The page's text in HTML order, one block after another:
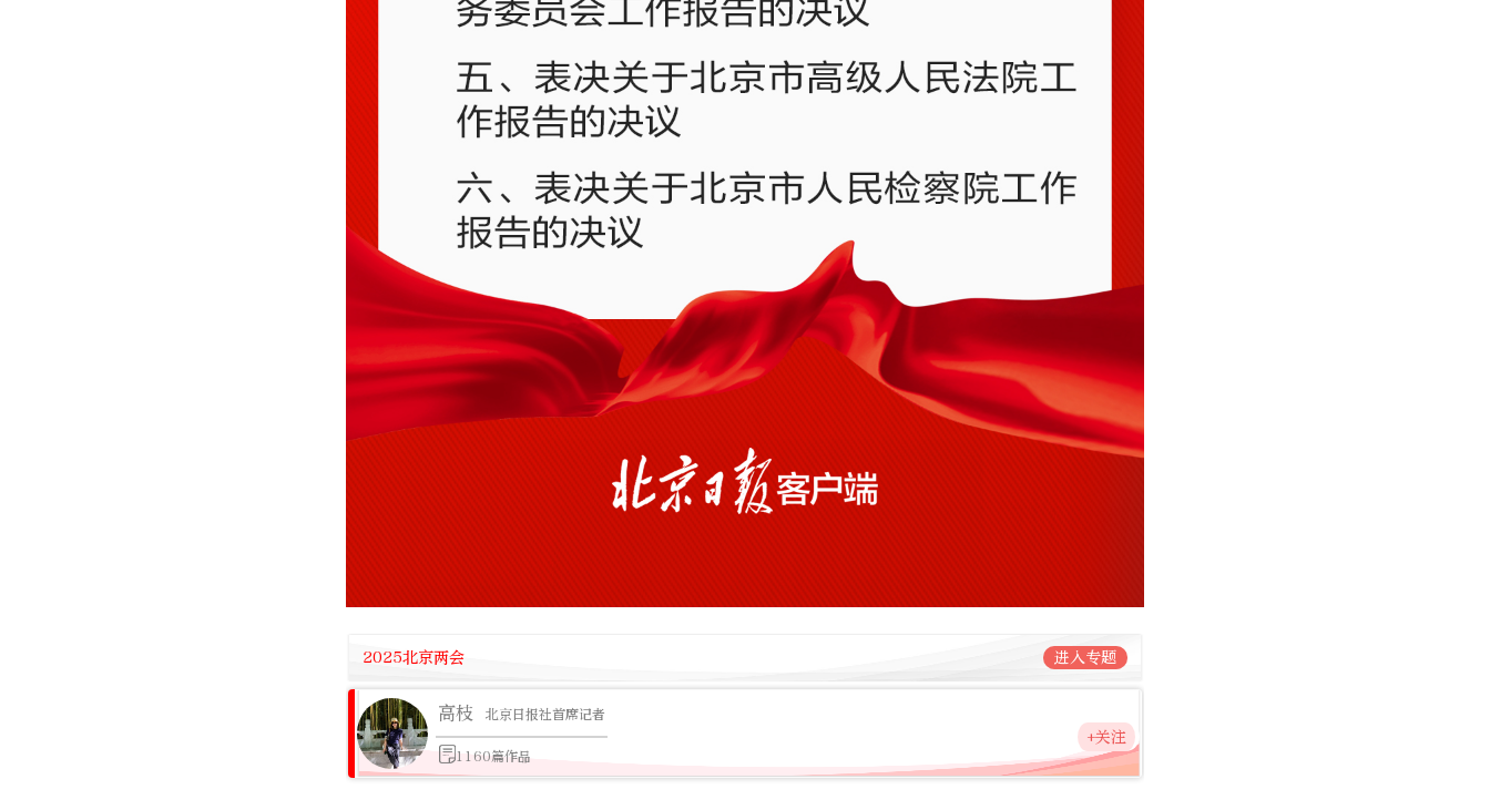
2025北京两会 进入专题
高枝 北京日报社首席记者
1160篇作品
+关注